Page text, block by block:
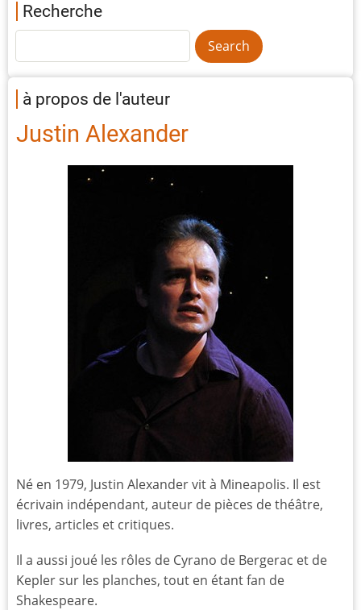
Recherche
à propos de l'auteur
Justin Alexander
Né en 1979, Justin Alexander vit à Mineapolis. Il est
écrivain indépendant, auteur de pièces de théâtre,
livres, articles et critiques.
Il a aussi joué les rôles de Cyrano de Bergerac et de
Kepler sur les planches, tout en étant fan de
Shakespeare.